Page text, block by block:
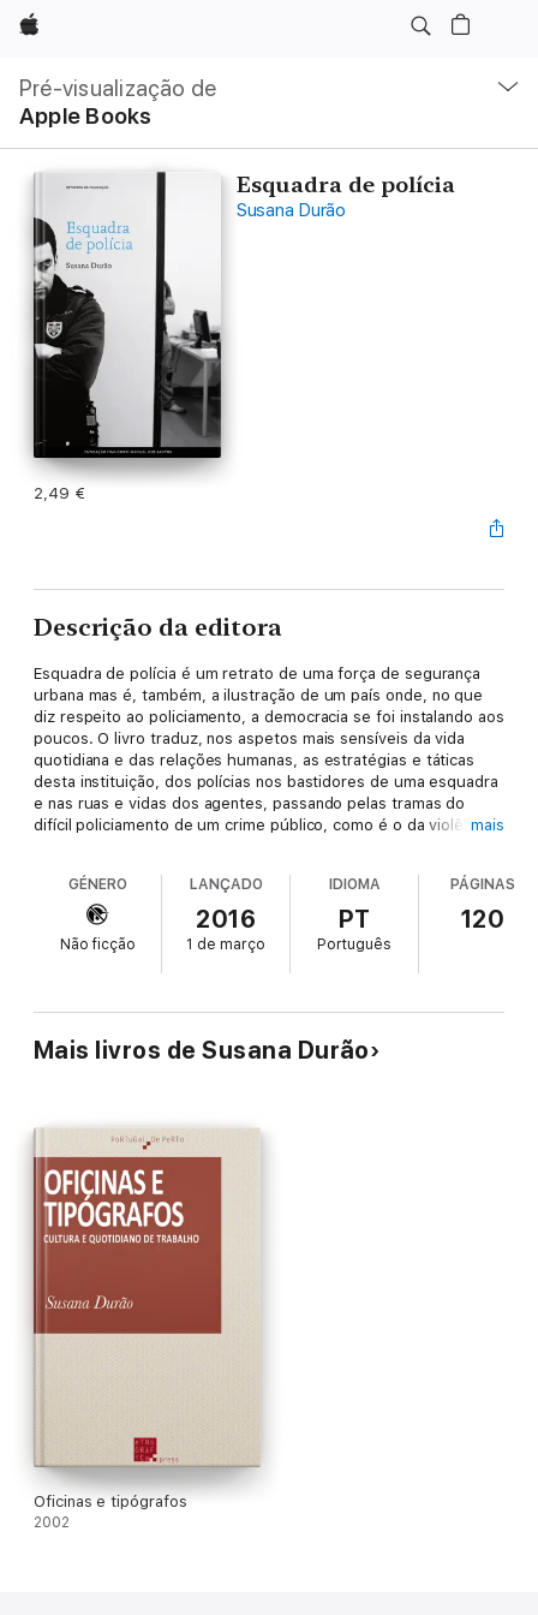
Apple
Pré-visualização de
Apple Books
local
Abrir
menu
Esquadra de polícia
Susana Durão
2,49 €
Descrição da editora
Esquadra de polícia é um retrato de uma força de segurança
urbana mas é, também, a ilustração de um país onde, no que
diz respeito ao policiamento, a democracia se foi instalando aos
poucos. O livro traduz, nos aspetos mais sensíveis da vida
quotidiana e das relações humanas, as estratégias e táticas
desta instituição, dos polícias nos bastidores de uma esquadra
e nas ruas e vidas dos agentes, passando pelas tramas do
difícil policiamento de um crime público, como é o da violência
Durão dedicou a sua carreira académica a estudar os polícias e
o policiamento em Portugal. Vários projetos a fizeram
acompanhar de perto as rotinas de trabalho das esquadras
portuguesas bem como os dilemas e os impasses
organizacionais e sociais da aplicação da lei. Quem quiser saber
mais
GÉNERO
Não ficção
LANÇADO
2016
1 de março
IDIOMA
PT
Português
PÁGINAS
120
Mais livros de Susana Durão
Oficinas e tipógrafos
2002